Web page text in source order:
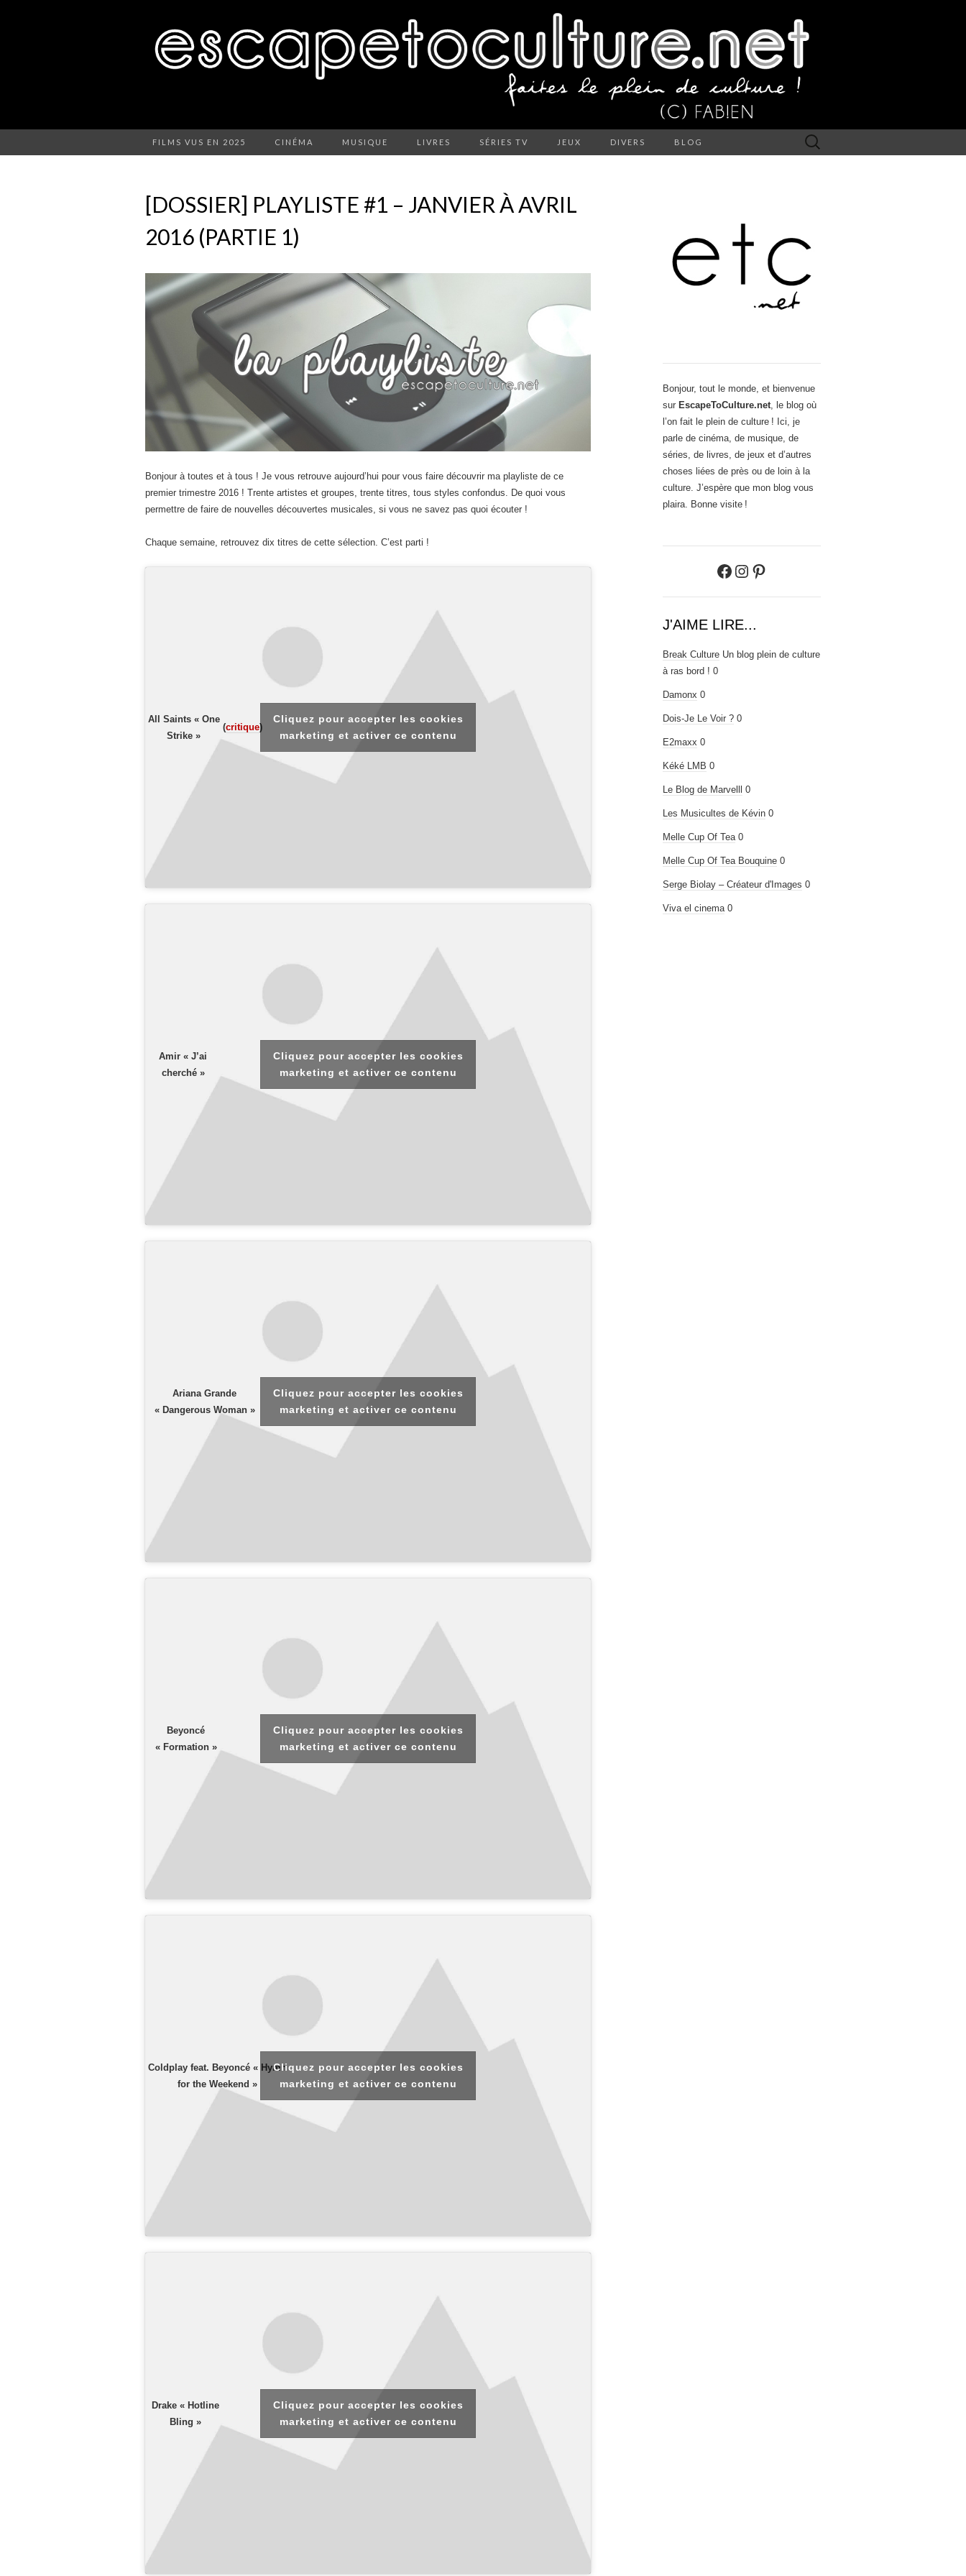
FILMS VUS EN 2025 CINÉMA MUSIQUE LIVRES SÉRIES TV JEUX DIVERS BLOG Rechercher :
[DOSSIER] PLAYLISTE #1 – JANVIER À AVRIL
2016 (PARTIE 1)
Bonjour à toutes et à tous ! Je vous retrouve aujourd’hui pour vous faire découvrir ma playliste de ce
premier trimestre 2016 ! Trente artistes et groupes, trente titres, tous styles confondus. De quoi vous
permettre de faire de nouvelles découvertes musicales, si vous ne savez pas quoi écouter !
Chaque semaine, retrouvez dix titres de cette sélection. C’est parti !
All Saints « One
Strike »
(critique)
Cliquez pour accepter les cookies
marketing et activer ce contenu
Amir « J’ai
cherché »
Cliquez pour accepter les cookies
marketing et activer ce contenu
Ariana Grande
« Dangerous Woman »
Cliquez pour accepter les cookies
marketing et activer ce contenu
Beyoncé
« Formation »
Cliquez pour accepter les cookies
marketing et activer ce contenu
Coldplay feat. Beyoncé « Hymn
for the Weekend »
Cliquez pour accepter les cookies
marketing et activer ce contenu
Drake « Hotline
Bling »
Cliquez pour accepter les cookies
marketing et activer ce contenu
Bonjour, tout le monde, et bienvenue
sur EscapeToCulture.net , le blog où
l’on fait le plein de culture ! Ici, je
parle de cinéma, de musique, de
séries, de livres, de jeux et d’autres
choses liées de près ou de loin à la
culture. J’espère que mon blog vous
plaira. Bonne visite !
Facebook
Instagram
Pinterest
J'AIME LIRE...
Break Culture Un blog plein de culture
à ras bord ! 0
Damonx 0
Dois-Je Le Voir ? 0
E2maxx 0
Kéké LMB 0
Le Blog de Marvelll 0
Les Musicultes de Kévin 0
Melle Cup Of Tea 0
Melle Cup Of Tea Bouquine 0
Serge Biolay – Créateur d'Images 0
Viva el cinema 0